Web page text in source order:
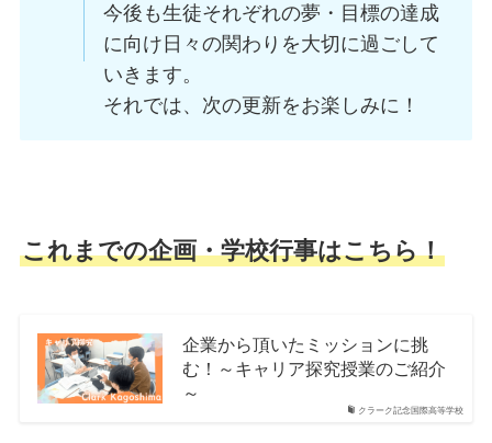
今後も生徒それぞれの夢・目標の達成
に向け日々の関わりを大切に過ごして
いきます。
それでは、次の更新をお楽しみに！
これまでの企画・学校行事はこちら！
クラーク記念国際高等学校
企業から頂いたミッションに挑
む！～キャリア探究授業のご紹介
～